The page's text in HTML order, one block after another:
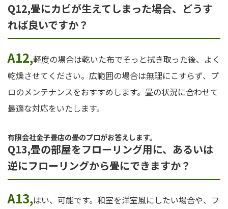
Q12,畳にカビが生えてしまった場合、どうす
れば良いですか？
A12,軽度の場合は乾いた布でそっと拭き取った後、よく
乾燥させてください。広範囲の場合は無理にこすらず、プ
ロのメンテナンスをおすすめします。畳の状況に合わせて
最適な対応をいたします。
有限会社金子畳店の畳のプロがお答えします。
Q13,畳の部屋をフローリング用に、あるいは
逆にフローリングから畳にできますか？
A13,はい、可能です。和室を洋室風にしたい場合や、フ